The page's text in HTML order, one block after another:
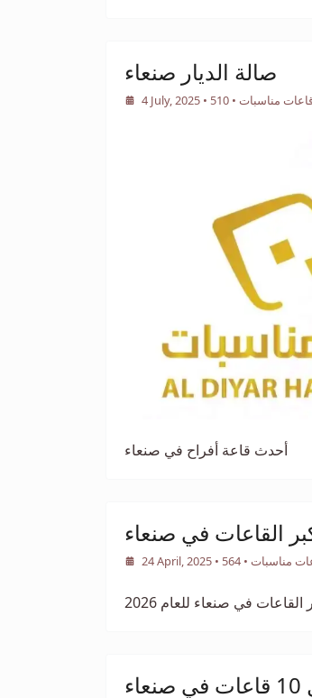
صالة الديار صنعاء
4 July, 2025 • مناسبات
أحدث قاعة أفراح في صنعاء
القاعات في صنعاء
24 April, 2025 • مناسبات
في صنعاء للعام 2026